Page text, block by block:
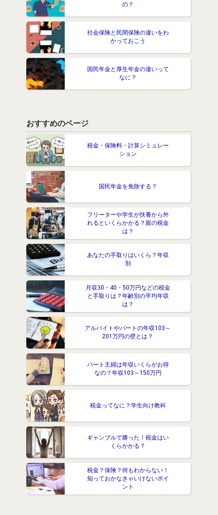
の？
社会保険と民間保険の違いをわ
かっておこう
国民年金と厚生年金の違いって
なに？
おすすめのページ
税金・保険料・計算シミュレー
ション
国民年金を免除する？
フリーターや学生が扶養から外
れるといくらかかる？親の税金
は？
あなたの手取りはいくら？年収
別
月収30・40・50万円などの税金
と手取りは？年齢別の平均年収
は？
アルバイトやパートの年収103～
201万円の壁とは？
パート主婦は年収いくらがお得
なの？年収103～150万円
税金ってなに？学生向け教科
ギャンブルで勝った！税金はい
くらかかる？
税金？保険？何もわからない！
知っておかなきゃいけないポイ
ント